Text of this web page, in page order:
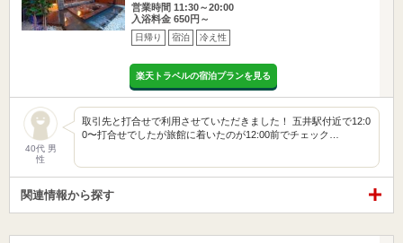
営業時間 11:30～20:00
入浴料金 650円～
日帰り 宿泊 冷え性
楽天トラベルの宿泊プランを見る
40代 男
性
取引先と打合せで利用させていただきました！ 五井駅付近で12:0
0〜打合せでしたが旅館に着いたのが12:00前でチェック…
関連情報から探す